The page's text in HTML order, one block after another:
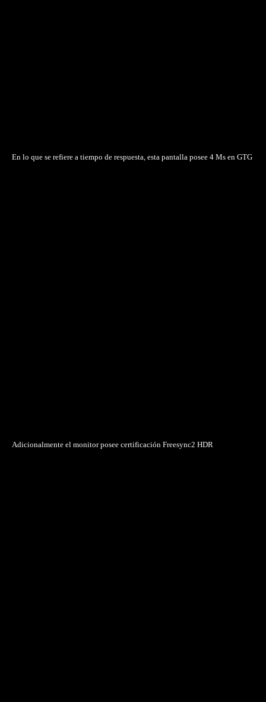
En lo que se refiere a tiempo de respuesta, esta pantalla posee 4 Ms en GTG
Adicionalmente el monitor posee certificación Freesync2 HDR